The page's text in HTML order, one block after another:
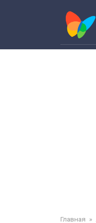
Главная »